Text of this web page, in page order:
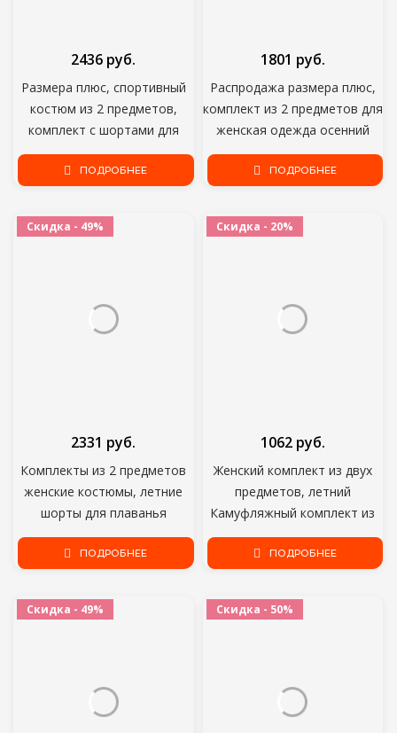
Размера плюс, спортивный
костюм из 2 предметов,
комплект с шортами для
женщин летняя рубашка и
шорты набор для бегунов
тренировочные костюмы;
Оптовая продажа; Прямая
2436 руб.
ПОДРОБНЕЕ
Распродажа размера плюс,
комплект из 2 предметов для
женская одежда осенний
комплект для девушек
большого размера, верхняя
принтом, тренировочный
костюм в рождественской
1801 руб.
ПОДРОБНЕЕ
Скидка - 49%
Комплекты из 2 предметов
женские костюмы, летние
шорты для плаванья
вечерние Slash шеи топы и
шорты, одежда для отдыха
Оптовая продажа; Прямая
поставка;
2331 руб.
ПОДРОБНЕЕ
Скидка - 20%
Женский комплект из двух
предметов, летний
Камуфляжный комплект из
двух предметов с шортами,
размеры до 5XL
1062 руб.
ПОДРОБНЕЕ
Скидка - 49% Скидка - 50%